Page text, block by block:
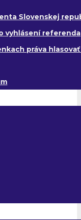
Slovenskej
vyhlásení referenda
práva hlasovať